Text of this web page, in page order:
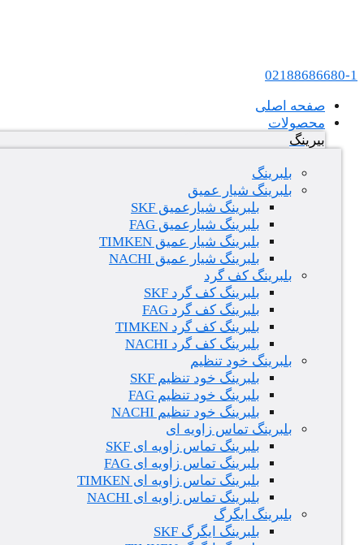
02188686680-1
صفحه اصلی
محصولات
بیرینگ
بلبرینگ
بلبرینگ شیار عمیق
بلبرینگ شیارعمیق SKF
بلبرینگ شیارعمیق FAG
بلبرینگ شیار عمیق TIMKEN
بلبرینگ شیار عمیق NACHI
بلبرینگ کف گرد
بلبرینگ کف گرد SKF
بلبرینگ کف گرد FAG
بلبرینگ کف گرد TIMKEN
بلبرینگ کف گرد NACHI
بلبرینگ خود تنظیم
بلبرینگ خود تنظیم SKF
بلبرینگ خود تنظیم FAG
بلبرینگ خود تنظیم NACHI
بلبرینگ تماس زاویه ای
بلبرینگ تماس زاویه ای SKF
بلبرینگ تماس زاویه ای FAG
بلبرینگ تماس زاویه ای TIMKEN
بلبرینگ تماس زاویه ای NACHI
بلبرینگ ایگرگ
بلبرینگ ایگرگ SKF